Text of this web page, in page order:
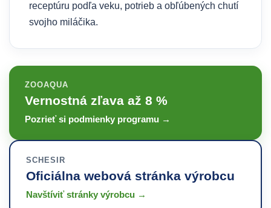
receptúru podľa veku, potrieb a obľúbených chutí
svojho miláčika.
ZOOAQUA
Vernostná zľava až 8 %
Pozrieť si podmienky programu →
SCHESIR
Oficiálna webová stránka výrobcu
Navštíviť stránky výrobcu →